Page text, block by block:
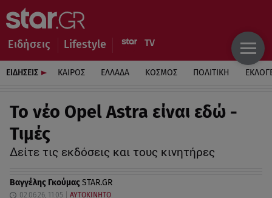
Ειδήσεις Lifestyle
ΕΙΔΗΣΕΙΣ ΚΑΙΡΟΣ ΕΛΛΑΔΑ ΚΟΣΜΟΣ ΠΟΛΙΤΙΚΗ
Το νέο Opel Astra είναι εδώ -
Τιμές
Δείτε τις εκδόσεις και τους κινητήρες
Βαγγέλης ΓκούμαςSTAR.GR
02.06.26, 11:05 ΑΥΤΟΚΙΝΗΤΟ